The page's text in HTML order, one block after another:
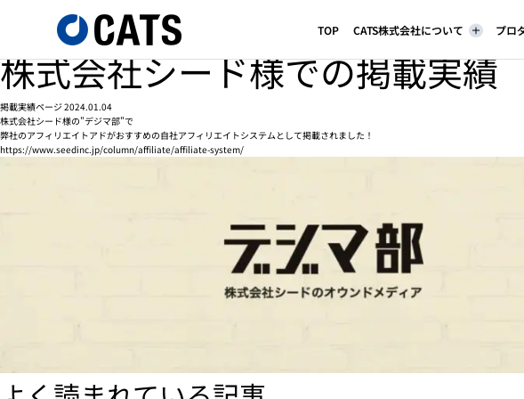
TOP CATS株式会社について プロ
株式会社シード様での掲載実績
株式会社シード様での掲載実績
掲載実績ページ2024.01.04
株式会社シード様の"デジマ部"で
弊社のアフィリエイトアドがおすすめの自社アフィリエイトシステムとして掲載されました！
https://www.seedinc.jp/column/affiliate/affiliate-system/